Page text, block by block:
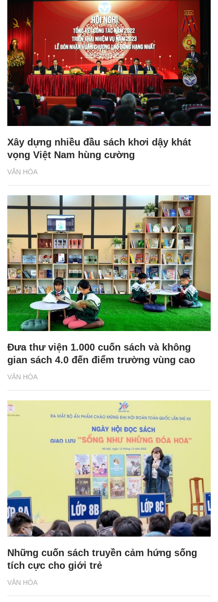
VĂN HÓA
Xây dựng nhiều đầu sách khơi dậy khát
vọng Việt Nam hùng cường
VĂN HÓA
Đưa thư viện 1.000 cuốn sách và không
gian sách 4.0 đến điểm trường vùng cao
VĂN HÓA
Những cuốn sách truyền cảm hứng sống
tích cực cho giới trẻ